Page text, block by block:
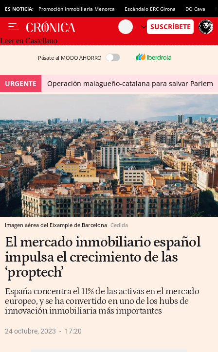
ES NOTICIA: Promoción inmobiliaria Menorca Escándalo ERC Girona DO Cava
Leer en Castellano
Pásate al MODO AHORRO
URGENTE Operación malagueño-catalana para salvar Parlem
Imagen aérea del Eixample de Barcelona Cedida
El mercado inmobiliario español
impulsa el crecimiento de las
‘proptech’
España concentra el 11% de las activas en el mercado
europeo, y se ha convertido en uno de los hubs de
innovación inmobiliaria más importantes
24 octubre, 2023 17:20